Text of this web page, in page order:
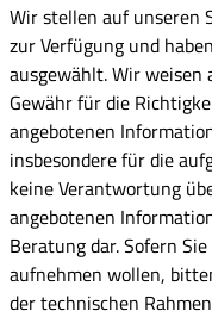
Wir stellen auf unseren
zur Verfügung und
ausgewählt. Wir weisen
Gewähr für die
angebotenen
insbesondere für die
keine Verantwortung
angebotenen
Beratung dar. Sofern
aufnehmen wollen,
der technischen